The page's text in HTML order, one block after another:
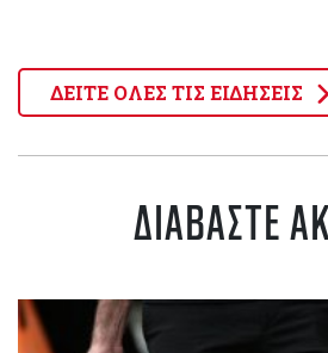
ΔΕΙΤΕ ΟΛΕΣ ΤΙΣ ΕΙΔΗΣΕΙΣ
ΔΙΑΒΑΣΤΕ